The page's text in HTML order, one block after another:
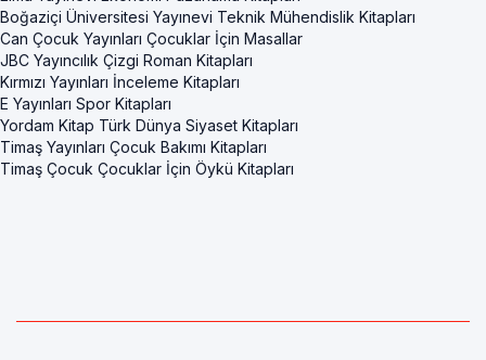
Boğaziçi Üniversitesi Yayınevi Teknik Mühendislik Kitapları
Can Çocuk Yayınları Çocuklar İçin Masallar
JBC Yayıncılık Çizgi Roman Kitapları
Kırmızı Yayınları İnceleme Kitapları
E Yayınları Spor Kitapları
Yordam Kitap Türk Dünya Siyaset Kitapları
Timaş Yayınları Çocuk Bakımı Kitapları
Timaş Çocuk Çocuklar İçin Öykü Kitapları